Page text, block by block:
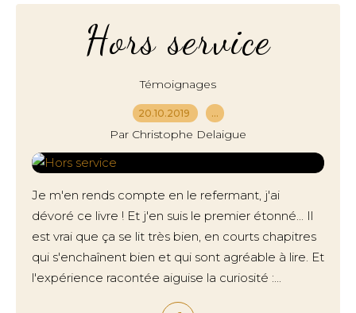
Hors service
Témoignages
20.10.2019 …
Par Christophe Delaigue
Je m'en rends compte en le refermant, j'ai
dévoré ce livre ! Et j'en suis le premier étonné... Il
est vrai que ça se lit très bien, en courts chapitres
qui s'enchaînent bien et qui sont agréable à lire. Et
l'expérience racontée aiguise la curiosité :...